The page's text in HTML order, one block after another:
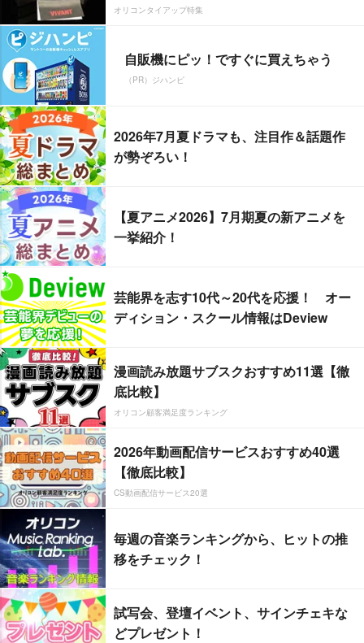
オリコンタイアップ特集
自販機にピッ！ですぐに買えちゃう
（PR）ジハンピ
2026年7月夏ドラマも、注目作＆話題作
が勢ぞろい！
【夏アニメ2026】7月期夏の新アニメを
一挙紹介！
芸能界を志す10代～20代を応援！ オー
ディション・スクール情報はDeview
漫画読み放題サブスクおすすめ11選【徹
底比較】
オリコン顧客満足度ランキング
2026年動画配信サービスおすすめ40選
【徹底比較】
CS動画配信サービス20選
毎週の音楽ランキングから、ヒットの推
移をチェック！
試写会、登壇イベント、サインチェキな
どプレゼント！